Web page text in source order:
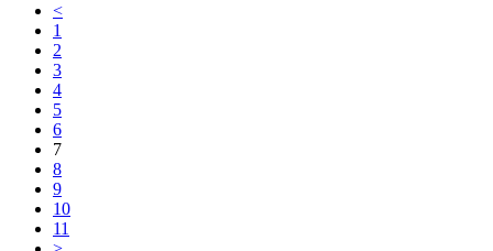
<
1
2
3
4
5
6
7
8
9
10
11